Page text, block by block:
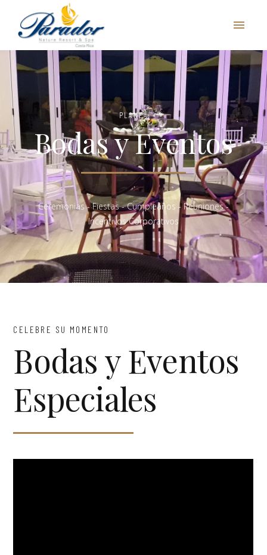
PLANEA
Bodas y Eventos
Ceremonias - Fiestas - Cumpleaños - Reuniones -
Incentivos Corporativos
CELEBRE SU MOMENTO
Bodas y Eventos
Especiales